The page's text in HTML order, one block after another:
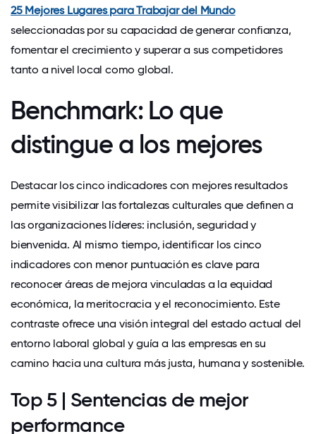
25 Mejores Lugares para Trabajar del Mundo
seleccionadas por su capacidad de generar confianza,
fomentar el crecimiento y superar a sus competidores
tanto a nivel local como global.
Benchmark: Lo que
distingue a los mejores
Destacar los cinco indicadores con mejores resultados
permite visibilizar las fortalezas culturales que definen a
las organizaciones líderes: inclusión, seguridad y
bienvenida. Al mismo tiempo, identificar los cinco
indicadores con menor puntuación es clave para
reconocer áreas de mejora vinculadas a la equidad
económica, la meritocracia y el reconocimiento. Este
contraste ofrece una visión integral del estado actual del
entorno laboral global y guía a las empresas en su
camino hacia una cultura más justa, humana y sostenible.
Top 5 | Sentencias de mejor
performance